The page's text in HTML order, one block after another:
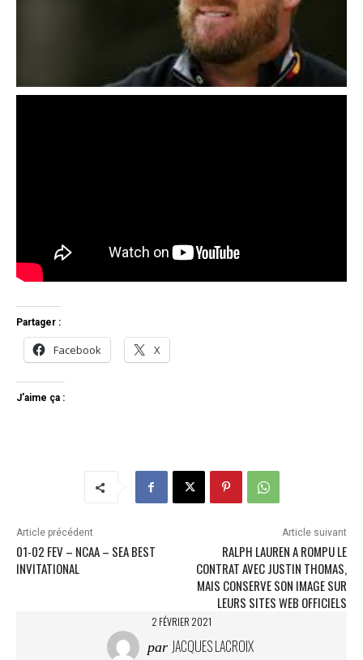
Partager :
Facebook X
J’aime ça :
Article précédent
01-02 FEV – NCAA – SEA BEST
INVITATIONAL
Article suivant
RALPH LAUREN A ROMPU LE
CONTRAT AVEC JUSTIN THOMAS,
MAIS CONSERVE SON IMAGE SUR
LEURS SITES WEB OFFICIELS
2 FÉVRIER 2021
par JACQUES LACROIX